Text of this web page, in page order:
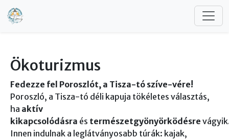
Ugrás a tartalomra
Ökoturizmus
Fedezze fel Poroszlót, a Tisza-tó szíve-vére!
Poroszló, a Tisza-tó déli kapuja tökéletes választás,
ha aktív
kikapcsolódásra és természetgyönyörködésre
Innen indulnak a leglátványosabb túrák: kajak,